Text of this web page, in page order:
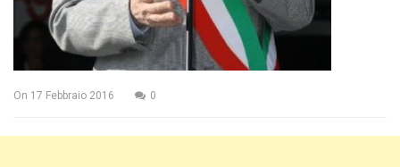
On 17 Febbraio 2016 0